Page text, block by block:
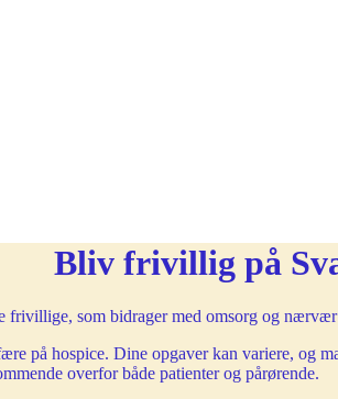
Bliv frivillig på
frivillige, som bidrager med omsorg og
på hospice. Dine opgaver kan variere, og
overfor både patienter og pårørende.